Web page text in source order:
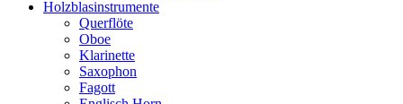
Holzblasinstrumente
Querflöte
Oboe
Klarinette
Saxophon
Fagott